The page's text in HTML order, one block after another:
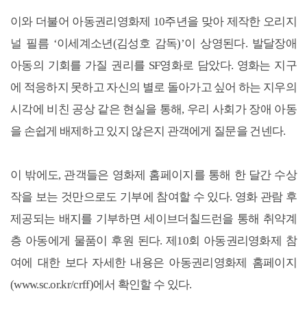
이와 더불어 아동권리영화제 10주년을 맞아 제작한 오리지
널 필름 ‘이세계소년(김성호 감독)’이 상영된다. 발달장애
아동의 기회를 가질 권리를 SF영화로 담았다. 영화는 지구
에 적응하지 못하고 자신의 별로 돌아가고 싶어 하는 지우의
시각에 비친 공상 같은 현실을 통해, 우리 사회가 장애 아동
을 손쉽게 배제하고 있지 않은지 관객에게 질문을 건넨다.
이 밖에도, 관객들은 영화제 홈페이지를 통해 한 달간 수상
작을 보는 것만으로도 기부에 참여할 수 있다. 영화 관람 후
제공되는 배지를 기부하면 세이브더칠드런을 통해 취약계
층 아동에게 물품이 후원 된다. 제10회 아동권리영화제 참
여에 대한 보다 자세한 내용은 아동권리영화제 홈페이지
(www.sc.or.kr/crff)에서 확인할 수 있다.